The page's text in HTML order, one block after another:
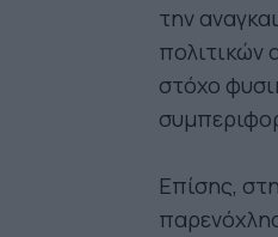
την
πολιτικών
στόχο
Επίσης,